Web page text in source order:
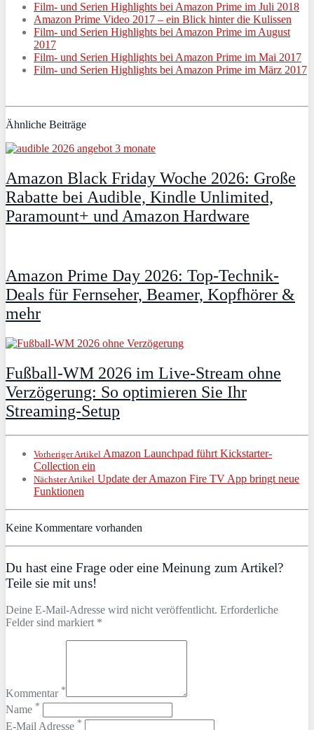
Film- und Serien Highlights bei Amazon Prime im Juli 2018
Amazon Prime Video 2017 – ein Blick hinter die Kulissen
Film- und Serien Highlights bei Amazon Prime im August
2017
Film- und Serien Highlights bei Amazon Prime im Mai 2017
Film- und Serien Highlights bei Amazon Prime im März 2017
Ähnliche Beiträge
Amazon Black Friday Woche 2026: Große
Rabatte bei Audible, Kindle Unlimited,
Paramount+ und Amazon Hardware
Amazon Prime Day 2026: Top-Technik-
Deals für Fernseher, Beamer, Kopfhörer &
mehr
Fußball-WM 2026 im Live-Stream ohne
Verzögerung: So optimieren Sie Ihr
Streaming-Setup
Vorheriger Artikel Amazon Launchpad führt Kickstarter-
Collection ein
Nächster Artikel Update der Amazon Fire TV App bringt neue
Funktionen
Keine Kommentare vorhanden
Du hast eine Frage oder eine Meinung zum Artikel?
Teile sie mit uns!
Deine E-Mail-Adresse wird nicht veröffentlicht. Erforderliche
Felder sind markiert *
Kommentar *
Name *
E-Mail Adresse *